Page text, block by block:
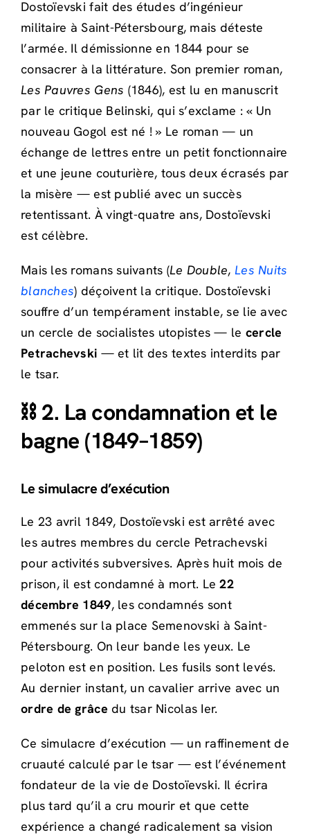
Dostoïevski fait des études d’ingénieur
militaire à Saint-Pétersbourg, mais déteste
l’armée. Il démissionne en 1844 pour se
consacrer à la littérature. Son premier roman,
Les Pauvres Gens (1846), est lu en manuscrit
par le critique Belinski, qui s’exclame : « Un
nouveau Gogol est né ! » Le roman — un
échange de lettres entre un petit fonctionnaire
et une jeune couturière, tous deux écrasés par
la misère — est publié avec un succès
retentissant. À vingt-quatre ans, Dostoïevski
est célèbre.
Mais les romans suivants (Le Double,Les Nuits
blanches) déçoivent la critique. Dostoïevski
souffre d’un tempérament instable, se lie avec
un cercle de socialistes utopistes — le cercle
Petrachevski — et lit des textes interdits par
le tsar.
⛓️ 2. La condamnation et le
bagne (1849–1859)
Le simulacre d’exécution
Le 23 avril 1849, Dostoïevski est arrêté avec
les autres membres du cercle Petrachevski
pour activités subversives. Après huit mois de
prison, il est condamné à mort. Le22
décembre 1849, les condamnés sont
emmenés sur la place Semenovski à Saint-
Pétersbourg. On leur bande les yeux. Le
peloton est en position. Les fusils sont levés.
Au dernier instant, un cavalier arrive avec un
ordre de grâce du tsar Nicolas Ier.
Ce simulacre d’exécution — un raffinement de
cruauté calculé par le tsar — est l’événement
fondateur de la vie de Dostoïevski. Il écrira
plus tard qu’il a cru mourir et que cette
expérience a changé radicalement sa vision